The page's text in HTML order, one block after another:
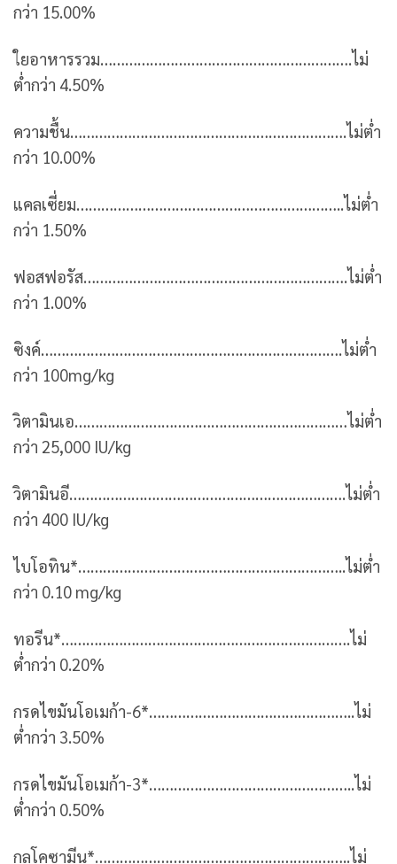
กว่า 15.00%
ใยอาหารรวม…………………………………………………….ไม่
ต่ำกว่า 4.50%
ความชื้น………………………………………………………….ไม่ต่ำ
กว่า 10.00%
แคลเซี่ยม………………………………………………………..ไม่ต่ำ
กว่า 1.50%
ฟอสฟอรัส……………………………………………………….ไม่ต่ำ
กว่า 1.00%
ซิงค์……………………………………………………………….ไม่ต่ำ
กว่า 100mg/kg
วิตามินเอ…………………………………………………………ไม่ต่ำ
กว่า 25,000 IU/kg
วิตามินอี………………………………………………………….ไม่ต่ำ
กว่า 400 IU/kg
ไบโอทิน*………………………………………………………..ไม่ต่ำ
กว่า 0.10 mg/kg
ทอรีน*…………………………………………………………….ไม่
ต่ำกว่า 0.20%
กรดไขมันโอเมก้า-6*…………………………………………..ไม่
ต่ำกว่า 3.50%
กรดไขมันโอเมก้า-3*…………………………………………..ไม่
ต่ำกว่า 0.50%
กลูโคซามีน*……………………………………………………..ไม่